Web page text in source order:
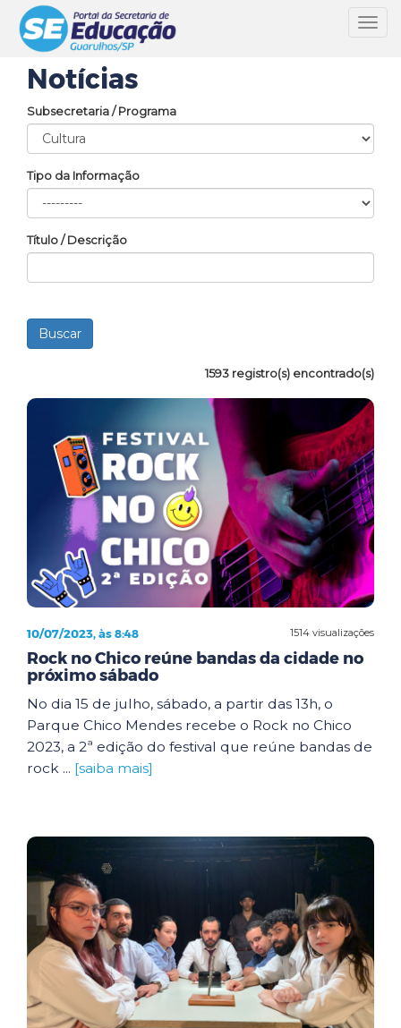
Notícias
Subsecretaria / Programa
Tipo da Informação
Título / Descrição
1593 registro(s) encontrado(s)
1514 visualizações
10/07/2023, às 8:48
Rock no Chico reúne bandas da cidade no
próximo sábado
No dia 15 de julho, sábado, a partir das 13h, o
Parque Chico Mendes recebe o Rock no Chico
2023, a 2ª edição do festival que reúne bandas de
rock ... [saiba mais]